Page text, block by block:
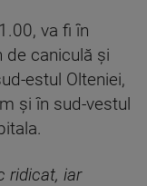
va fi în
de caniculă şi
estul Olteniei,
şi în sud-vestul
ridicat, iar